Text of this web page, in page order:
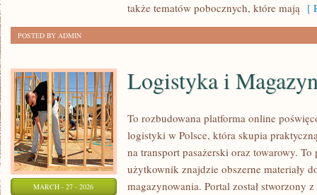
także tematów pobocznych, które mają [
POSTED BY ADMIN
MARCH - 27 - 2026
Logistyka i
To rozbudowana platforma online
logistyki w Polsce, która skupia
na transport pasażerski oraz towarowy.
użytkownik znajdzie obszerne materiały
magazynowania. Portal został stworzony